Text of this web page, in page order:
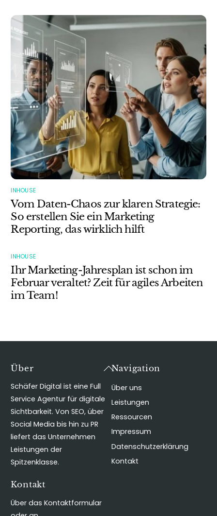
INHOUSE
Vom Daten-Chaos zur klaren Strategie:
So erstellen Sie ein Marketing
Reporting, das wirklich hilft
INHOUSE
Ihr Marketing-Jahresplan ist schon im
Februar veraltet? Zeit für agiles Arbeiten
im Team!
Back
Top
Über
Schäfer Digital ist eine Full
Service Agentur für digitale
Sichtbarkeit. Von SEO, über
Social Media bis hin zu PR
liefert das Unternehmen
Leistungen der
Spitzenklasse.
Navigation
Über uns
Leistungen
Ressourcen
Impressum
Datenschutzerklärung
Kontakt
Kontakt
Über das Kontaktformular